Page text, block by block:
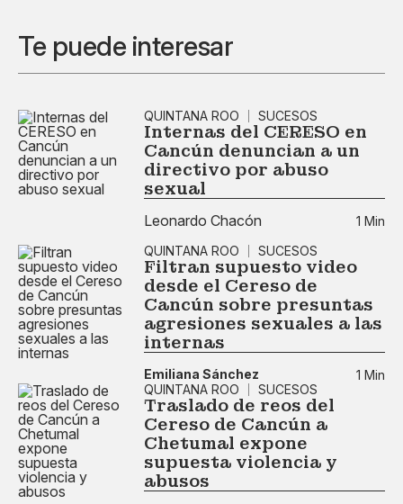
Te puede interesar
QUINTANA ROO SUCESOS
Internas del CERESO en
Cancún denuncian a un
directivo por abuso
sexual
Leonardo Chacón
1 Min
QUINTANA ROO
SUCESOS
Filtran supuesto video
desde el Cereso de
Cancún sobre presuntas
agresiones sexuales a las
internas
Emiliana Sánchez
1 Min
QUINTANA ROO
SUCESOS
Traslado de reos del
Cereso de Cancún a
Chetumal expone
supuesta violencia y
abusos